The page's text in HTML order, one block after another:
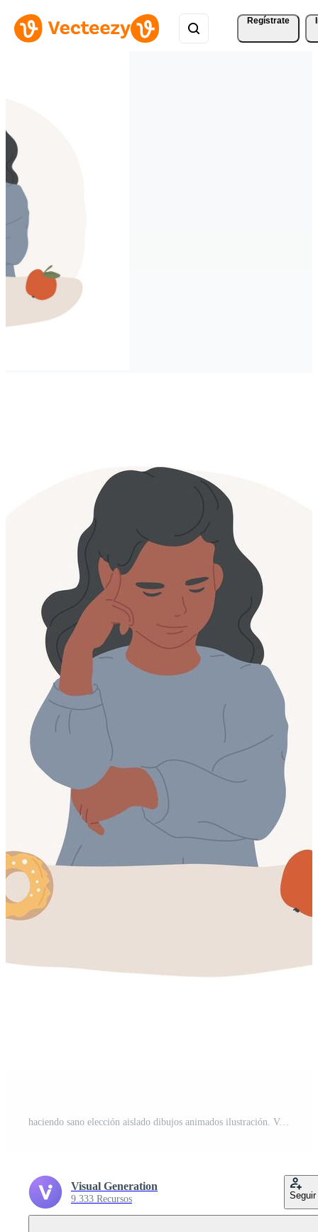
Regístrate
haciendo sano elección aislado dibujos animados ilustración. Vector Pro
Visual Generation
9.333 Recursos Seguir